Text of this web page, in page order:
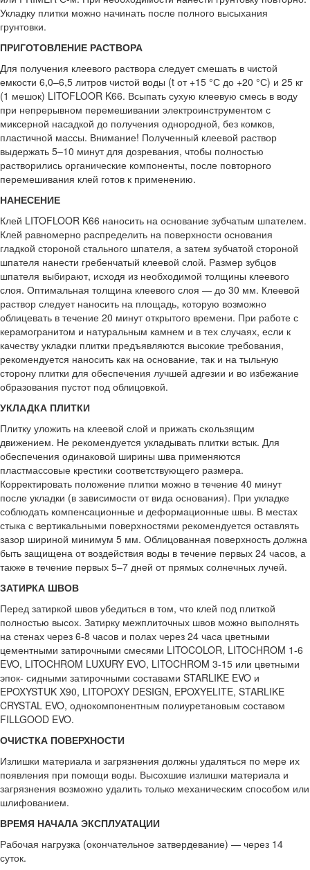
Укладку плитки можно начинать после полного высыхания
грунтовки.
ПРИГОТОВЛЕНИЕ РАСТВОРА
Для получения клеевого раствора следует смешать в чистой
емкости 6,0–6,5 литров чистой воды (t от +15 °С до +20 °С) и 25 кг
(1 мешок) LITOFLOOR K66. Всыпать сухую клеевую смесь в воду
при непрерывном перемешивании электроинструментом с
миксерной насадкой до получения однородной, без комков,
пластичной массы. Внимание! Полученный клеевой раствор
выдержать 5–10 минут для дозревания, чтобы полностью
растворились органические компоненты, после повторного
перемешивания клей готов к применению.
НАНЕСЕНИЕ
Клей LITOFLOOR K66 наносить на основание зубчатым шпателем.
Клей равномерно распределить на поверхности основания
гладкой стороной стального шпателя, а затем зубчатой стороной
шпателя нанести гребенчатый клеевой слой. Размер зубцов
шпателя выбирают, исходя из необходимой толщины клеевого
слоя. Оптимальная толщина клеевого слоя — до 30 мм. Клеевой
раствор следует наносить на площадь, которую возможно
облицевать в течение 20 минут открытого времени. При работе с
керамогранитом и натуральным камнем и в тех случаях, если к
качеству укладки плитки предъявляются высокие требования,
рекомендуется наносить как на основание, так и на тыльную
сторону плитки для обеспечения лучшей адгезии и во избежание
образования пустот под облицовкой.
УКЛАДКА ПЛИТКИ
Плитку уложить на клеевой слой и прижать скользящим
движением. Не рекомендуется укладывать плитки встык. Для
обеспечения одинаковой ширины шва применяются
пластмассовые крестики соответствующего размера.
Корректировать положение плитки можно в течение 40 минут
после укладки (в зависимости от вида основания). При укладке
соблюдать компенсационные и деформационные швы. В местах
стыка с вертикальными поверхностями рекомендуется оставлять
зазор шириной минимум 5 мм. Облицованная поверхность должна
быть защищена от воздействия воды в течение первых 24 часов, а
также в течение первых 5–7 дней от прямых солнечных лучей.
ЗАТИРКА ШВОВ
Перед затиркой швов убедиться в том, что клей под плиткой
полностью высох. Затирку межплиточных швов можно выполнять
на стенах через 6-8 часов и полах через 24 часа цветными
цементными затирочными смесями LITOCOLOR, LITOCHROM 1-6
EVO, LITOCHROM LUXURY EVO, LITOCHROM 3-15 или цветными
эпок- сидными затирочными составами STARLIKE EVO и
EPOXYSTUK X90, LITOPOXY DESIGN, EPOXYELITE, STARLIKE
CRYSTAL EVO, однокомпонентным полиуретановым составом
FILLGOOD EVO.
ОЧИСТКА ПОВЕРХНОСТИ
Излишки материала и загрязнения должны удаляться по мере их
появления при помощи воды. Высохшие излишки материала и
загрязнения возможно удалить только механическим способом или
шлифованием.
ВРЕМЯ НАЧАЛА ЭКСПЛУАТАЦИИ
Рабочая нагрузка (окончательное затвердевание) — через 14
суток.